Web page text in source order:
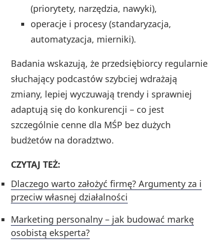
(priorytety, narzędzia, nawyki),
operacje i procesy (standaryzacja,
automatyzacja, mierniki).
Badania wskazują, że przedsiębiorcy regularnie
słuchający podcastów szybciej wdrażają
zmiany, lepiej wyczuwają trendy i sprawniej
adaptują się do konkurencji – co jest
szczególnie cenne dla MŚP bez dużych
budżetów na doradztwo.
CZYTAJ TEŻ:
Dlaczego warto założyć firmę? Argumenty za i
przeciw własnej działalności
Marketing personalny – jak budować markę
osobistą eksperta?